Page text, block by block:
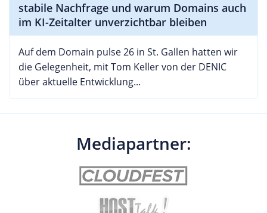
stabile Nachfrage und warum Domains auch
im KI-Zeitalter unverzichtbar bleiben
Auf dem Domain pulse 26 in St. Gallen hatten wir
die Gelegenheit, mit Tom Keller von der DENIC
über aktuelle Entwicklung...
Mediapartner: